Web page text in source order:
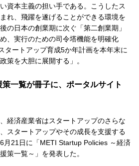
資本主義の担い手である。こうしたス
れ、飛躍を遂げることができる環境を
の日本の創業期に次ぐ「第二創業期」
、実行のための司令塔機能を明確化
タートアップ育成5か年計画を本年末に
策を大胆に展開する」。
一覧が冊子に、ポータルサイト
経済産業省はスタートアップのさらな
スタートアップやその成長を支援する
月21日に「METI Startup Policies ～経済
策一覧～」を発表した。